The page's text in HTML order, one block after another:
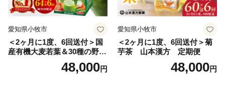
ます。
◆舞鶴湾、そして若狭湾へ注ぐ由良川が流れる、加佐地
区
「万願寺甘とう」や「舞鶴茶」の栽培が盛んです。舞鶴
愛知県小牧市
＜2ヶ月に1度、6回送付＞国
産有機大麦若葉＆30種の野
菜 山本漢方 定期便
48,000円
愛知県小牧市
＜2ヶ月に1度、6回送付＞菊
芋茶 山本漢方 定期便
48,000円